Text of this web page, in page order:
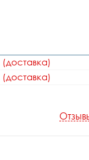
(доставка)
(доставка)